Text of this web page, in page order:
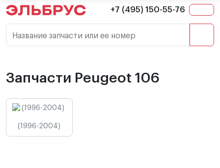
+7 (495) 150-55-76
Название запчасти или ее номер
Запчасти Peugeot 106
(1996-2004)